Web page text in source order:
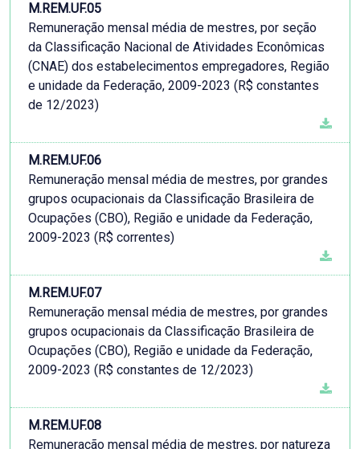
M.REM.UF.05
Remuneração mensal média de mestres, por seção
da Classificação Nacional de Atividades Econômicas
(CNAE) dos estabelecimentos empregadores, Região
e unidade da Federação, 2009-2023 (R$ constantes
de 12/2023)
M.REM.UF.06
Remuneração mensal média de mestres, por grandes
grupos ocupacionais da Classificação Brasileira de
Ocupações (CBO), Região e unidade da Federação,
2009-2023 (R$ correntes)
M.REM.UF.07
Remuneração mensal média de mestres, por grandes
grupos ocupacionais da Classificação Brasileira de
Ocupações (CBO), Região e unidade da Federação,
2009-2023 (R$ constantes de 12/2023)
M.REM.UF.08
Remuneração mensal média de mestres, por natureza